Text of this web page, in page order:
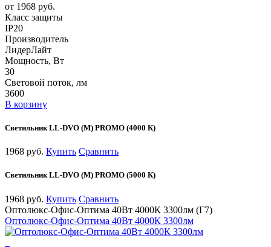
от 1968 руб.
Класс защиты
IP20
Производитель
ЛидерЛайт
Мощность, Вт
30
Световой поток, лм
3600
В корзину
Светильник LL-DVO (M) PROMO (4000 К)
1968 руб. Купить Сравнить
Светильник LL-DVO (M) PROMO (5000 К)
1968 руб. Купить Сравнить
Оптолюкс-Офис-Оптима 40Вт 4000К 3300лм (Г7)
Оптолюкс-Офис-Оптима 40Вт 4000К 3300лм